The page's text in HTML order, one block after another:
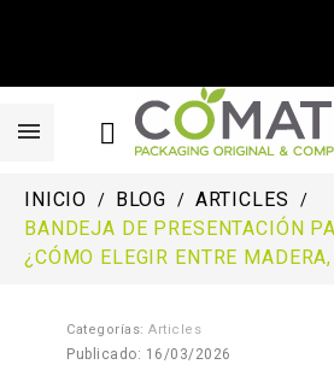
INICIO BLOG
ARTICLES
BANDEJA DE PRESENTACIÓN
¿CÓMO ELEGIR ENTRE
Categorías: Articles
Publicado: 16/03/2026